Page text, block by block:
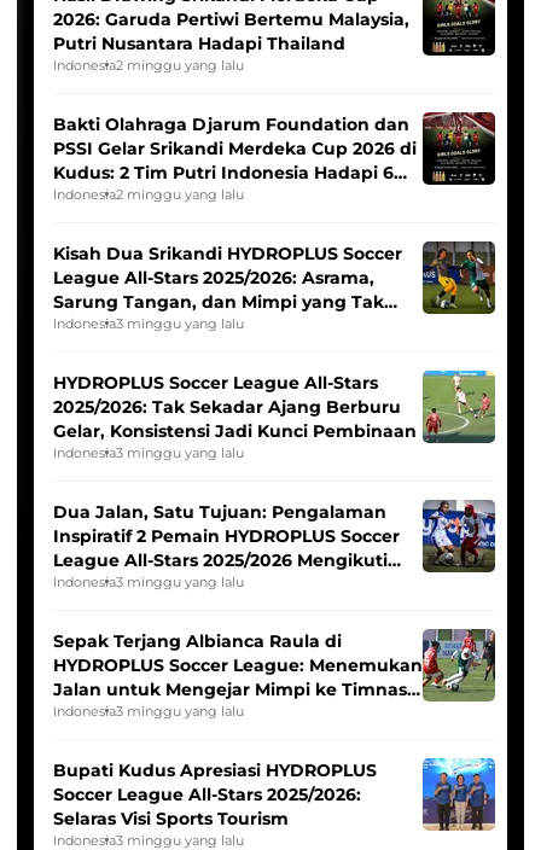
2026: Garuda Pertiwi Bertemu Malaysia,
Putri Nusantara Hadapi Thailand
Indonesia2 minggu yang lalu
Bakti Olahraga Djarum Foundation dan
PSSI Gelar Srikandi Merdeka Cup 2026 di
Kudus: 2 Tim Putri Indonesia Hadapi 6
Tim Asia
Indonesia2 minggu yang lalu
Kisah Dua Srikandi HYDROPLUS Soccer
League All-Stars 2025/2026: Asrama,
Sarung Tangan, dan Mimpi yang Tak
Pernah Padam
Indonesia3 minggu yang lalu
HYDROPLUS Soccer League All-Stars
2025/2026: Tak Sekadar Ajang Berburu
Gelar, Konsistensi Jadi Kunci Pembinaan
Indonesia3 minggu yang lalu
Dua Jalan, Satu Tujuan: Pengalaman
Inspiratif 2 Pemain HYDROPLUS Soccer
League All-Stars 2025/2026 Mengikuti
Seleksi Timnas Indonesia Putri
Indonesia3 minggu yang lalu
Sepak Terjang Albianca Raula di
HYDROPLUS Soccer League: Menemukan
Jalan untuk Mengejar Mimpi ke Timnas
Indonesia Putri
Indonesia3 minggu yang lalu
Bupati Kudus Apresiasi HYDROPLUS
Soccer League All-Stars 2025/2026:
Selaras Visi Sports Tourism
Indonesia3 minggu yang lalu